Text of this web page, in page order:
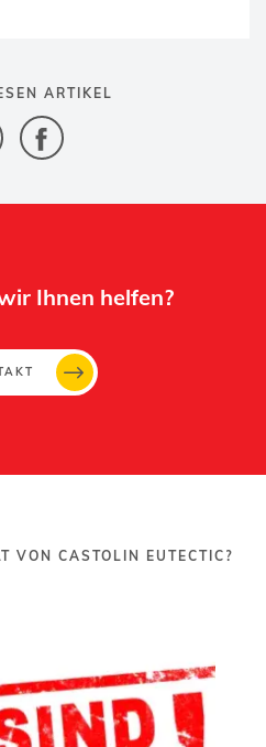
ARTIKEL
Ihnen helfen?
VON CASTOLIN EUTECTIC?